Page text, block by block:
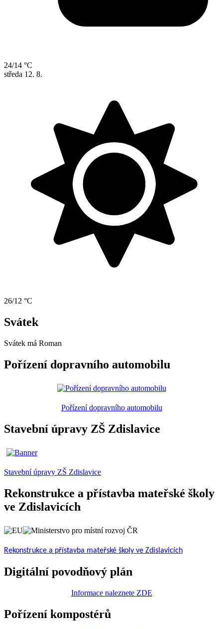
24/14 °C
středa 12. 8.
26/12 °C
Svátek
Svátek má Roman
Pořízení dopravního automobilu
Pořízení dopravního automobilu
Stavební úpravy ZŠ Zdislavice
Stavební úpravy ZŠ Zdislavice
Rekonstrukce a přístavba mateřské školy
ve Zdislavicích
Rekonstrukce a přístavba mateřské školy ve Zdislavicích
Digitální povodňový plán
Informace naleznete ZDE
Pořízení kompostérů